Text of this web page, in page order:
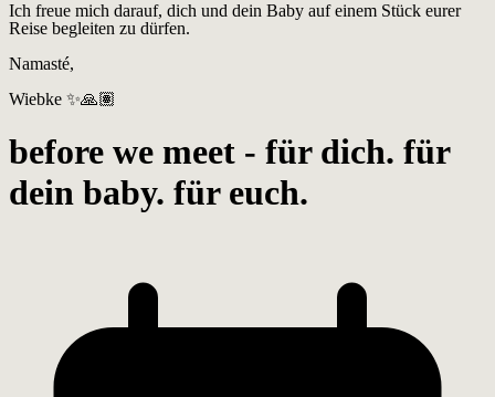
Ich freue mich darauf, dich und dein Baby auf einem Stück eurer
Reise begleiten zu dürfen.
Namasté,
Wiebke ✨🙏🏽
before we meet - für dich. für
dein baby. für euch.